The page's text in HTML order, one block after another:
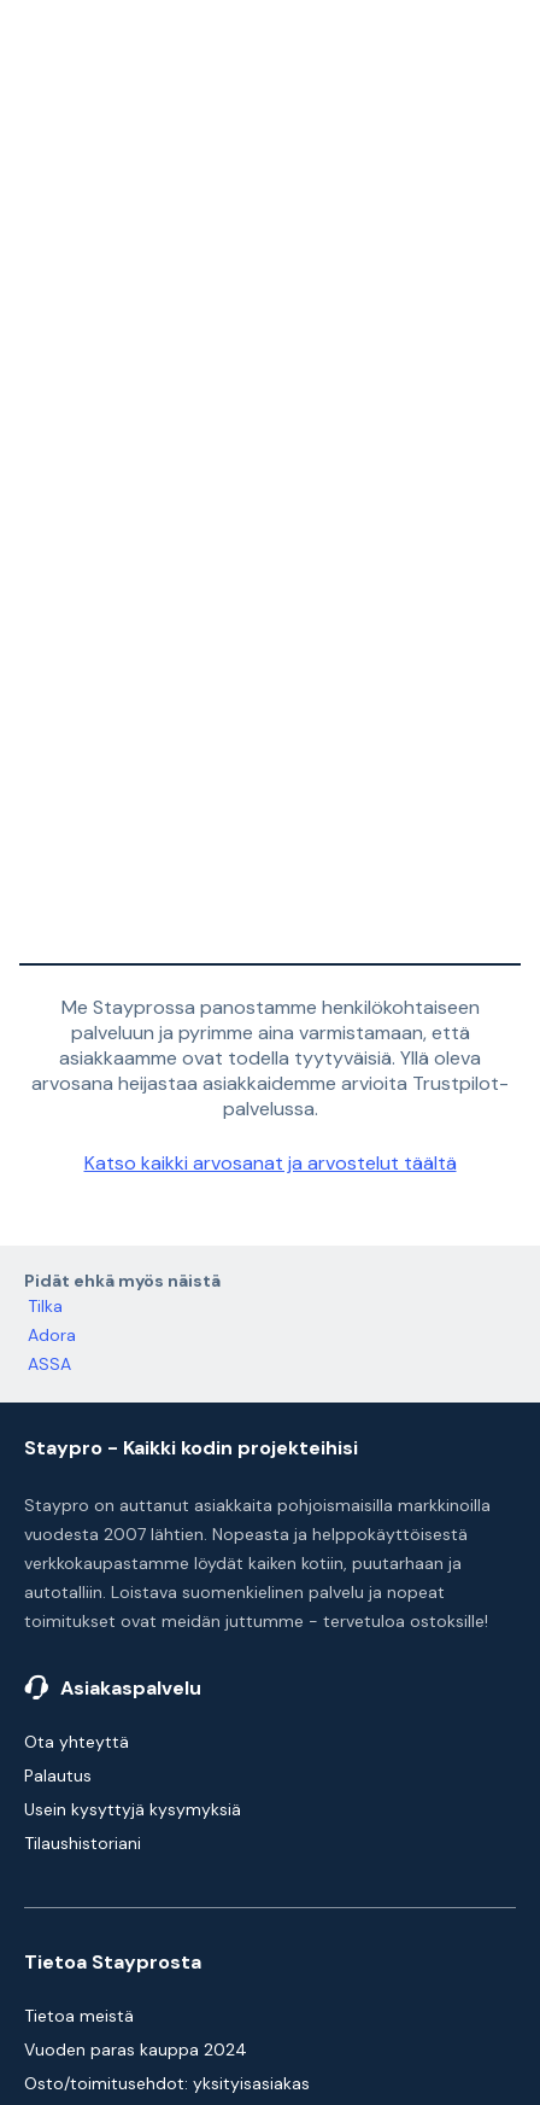
Me Stayprossa panostamme henkilökohtaiseen
palveluun ja pyrimme aina varmistamaan, että
asiakkaamme ovat todella tyytyväisiä. Yllä oleva
arvosana heijastaa asiakkaidemme arvioita Trustpilot-
palvelussa.
Katso kaikki arvosanat ja arvostelut täältä
Pidät ehkä myös näistä
Tilka
Adora
ASSA
Staypro - Kaikki kodin projekteihisi
Staypro on auttanut asiakkaita pohjoismaisilla markkinoilla
vuodesta 2007 lähtien. Nopeasta ja helppokäyttöisestä
verkkokaupastamme löydät kaiken kotiin, puutarhaan ja
autotalliin. Loistava suomenkielinen palvelu ja nopeat
toimitukset ovat meidän juttumme - tervetuloa ostoksille!
Asiakaspalvelu
Ota yhteyttä
Palautus
Usein kysyttyjä kysymyksiä
Tilaushistoriani
Tietoa Stayprosta
Tietoa meistä
Vuoden paras kauppa 2024
Osto/toimitusehdot: yksityisasiakas